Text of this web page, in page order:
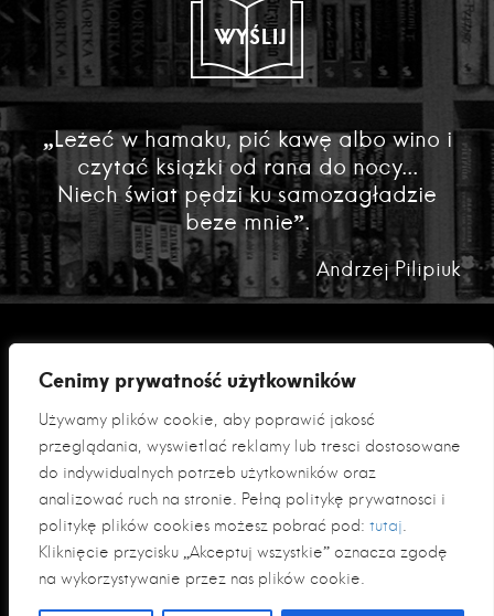
Cenimy prywatność użytkowników
Używamy plików cookie, aby poprawić jakość
przeglądania, wyświetlać reklamy lub treści dostosowane
do indywidualnych potrzeb użytkowników oraz
analizować ruch na stronie. Pełną politykę prywatności i
politykę plików cookies możesz pobrać pod: tutaj.
Kliknięcie przycisku „Akceptuj wszystkie” oznacza zgodę
na wykorzystywanie przez nas plików cookie.
WYŚLIJ
„Leżeć w hamaku, pić kawę albo wino i
czytać książki od rana do nocy...
Niech świat pędzi ku samozagładzie
beze mnie”.
Andrzej Pilipiuk
Polityka prywatności
Klauzula informacyjna RODO